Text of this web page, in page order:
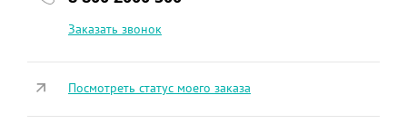
Заказать звонок
Посмотреть статус моего заказа